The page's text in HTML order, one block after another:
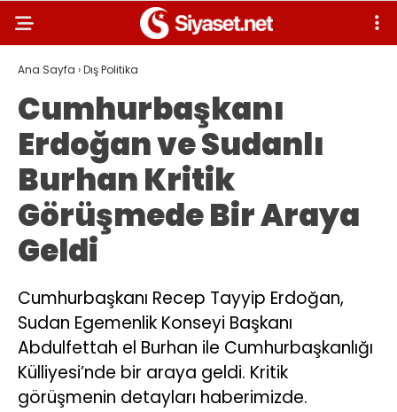
Ana Sayfa ›Dış Politika
Cumhurbaşkanı
Erdoğan ve Sudanlı
Burhan Kritik
Görüşmede Bir Araya
Geldi
Cumhurbaşkanı Recep Tayyip Erdoğan,
Sudan Egemenlik Konseyi Başkanı
Abdulfettah el Burhan ile Cumhurbaşkanlığı
Külliyesi’nde bir araya geldi. Kritik
görüşmenin detayları haberimizde.